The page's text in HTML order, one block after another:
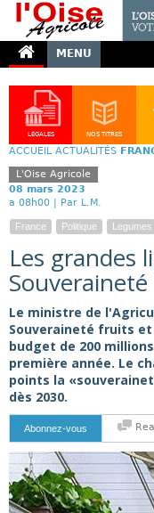
MENU
LÉGALES NOS TITRES
ACCUEIL ACTUALITÉS
L'Oise Agricole
08 mars 2023
a 08h00 | Par L.M.
France Politique Legumes
Les grandes
Le ministre de
Souveraineté fruits et
budget de 200
première année. Le
points la
dès 2030.
Abonnez-vous